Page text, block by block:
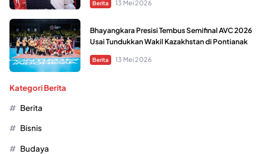
Berita 13 Mei 2026
Bhayangkara Presisi Tembus Semifinal AVC 2026
Usai Tundukkan Wakil Kazakhstan di Pontianak
Berita 13 Mei 2026
Kategori Berita
Berita
Bisnis
Budaya